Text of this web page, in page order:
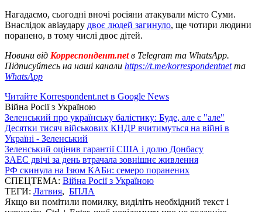
Нагадаємо, сьогодні вночі росіяни атакували місто Суми.
Внаслідок авіаудару двоє людей загинуло, ще чотири людини
поранено, в тому числі двоє дітей.
Новини від Корреспондент.netв Telegram та WhatsApp.
Підписуйтесь на наші канали https://t.me/korrespondentnetта
WhatsApp
Читайте Korrespondent.net в Google News
Війна Росії з Україною
Зеленський про українську балістику: Буде, але є "але"
Десятки тисяч військових КНДР вчитимуться на війні в
Україні - Зеленський
Зеленський оцінив гарантії США і долю Донбасу
ЗАЕС двічі за день втрачала зовнішнє живлення
РФ скинула на Ізюм КАБи: семеро поранених
СПЕЦТЕМА: Війна Росії з Україною
ТЕГИ: Латвия, БПЛА
Якщо ви помітили помилку, виділіть необхідний текст і